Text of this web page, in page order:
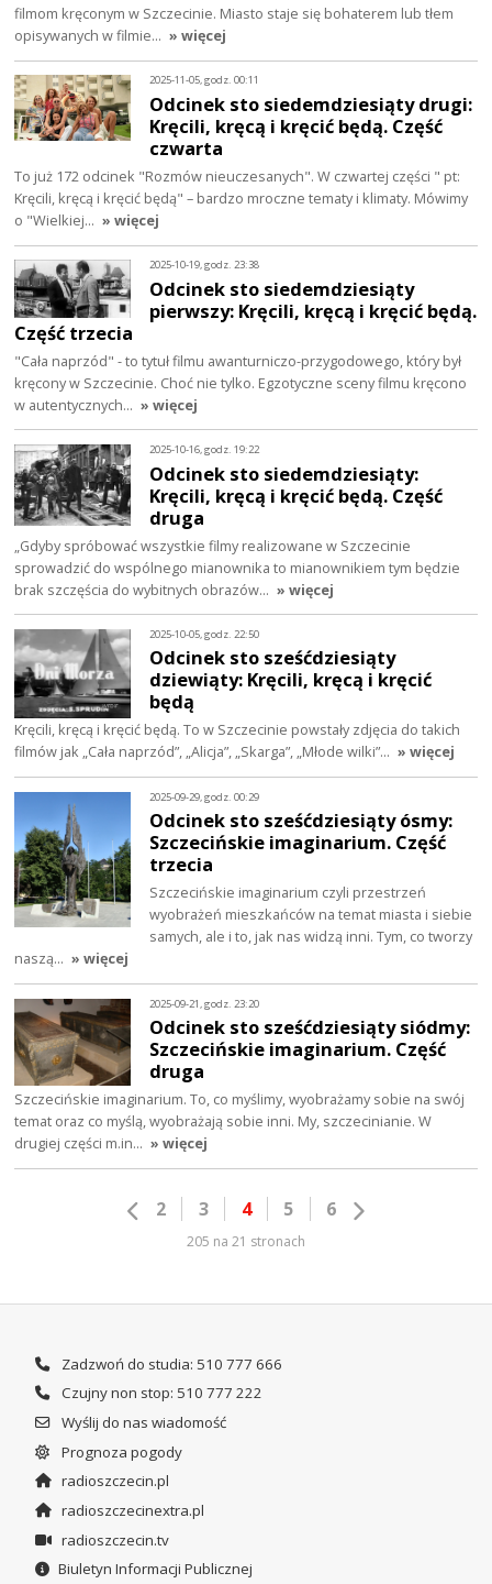
filmom kręconym w Szczecinie. Miasto staje się bohaterem lub tłem
opisywanych w filmie… » więcej
2025-11-05, godz. 00:11
Odcinek sto siedemdziesiąty drugi:
Kręcili, kręcą i kręcić będą. Część
czwarta
To już 172 odcinek "Rozmów nieuczesanych". W czwartej części " pt:
Kręcili, kręcą i kręcić będą" – bardzo mroczne tematy i klimaty. Mówimy
o "Wielkiej… » więcej
2025-10-19, godz. 23:38
Odcinek sto siedemdziesiąty
pierwszy: Kręcili, kręcą i kręcić będą.
Część trzecia
"Cała naprzód" - to tytuł filmu awanturniczo-przygodowego, który był
kręcony w Szczecinie. Choć nie tylko. Egzotyczne sceny filmu kręcono
w autentycznych… » więcej
2025-10-16, godz. 19:22
Odcinek sto siedemdziesiąty:
Kręcili, kręcą i kręcić będą. Część
druga
„Gdyby spróbować wszystkie filmy realizowane w Szczecinie
sprowadzić do wspólnego mianownika to mianownikiem tym będzie
brak szczęścia do wybitnych obrazów… » więcej
2025-10-05, godz. 22:50
Odcinek sto sześćdziesiąty
dziewiąty: Kręcili, kręcą i kręcić
będą
Kręcili, kręcą i kręcić będą. To w Szczecinie powstały zdjęcia do takich
filmów jak „Cała naprzód”, „Alicja”, „Skarga”, „Młode wilki”… » więcej
2025-09-29, godz. 00:29
Odcinek sto sześćdziesiąty ósmy:
Szczecińskie imaginarium. Część
trzecia
Szczecińskie imaginarium czyli przestrzeń
wyobrażeń mieszkańców na temat miasta i siebie
samych, ale i to, jak nas widzą inni. Tym, co tworzy
naszą… » więcej
2025-09-21, godz. 23:20
Odcinek sto sześćdziesiąty siódmy:
Szczecińskie imaginarium. Część
druga
Szczecińskie imaginarium. To, co myślimy, wyobrażamy sobie na swój
temat oraz co myślą, wyobrażają sobie inni. My, szczecinianie. W
drugiej części m.in… » więcej
2 3 4 5 6
205 na 21 stronach
Zadzwoń do studia: 510 777 666
Czujny non stop: 510 777 222
Wyślij do nas wiadomość
Prognoza pogody
radioszczecin.pl
radioszczecinextra.pl
radioszczecin.tv
Biuletyn Informacji Publicznej